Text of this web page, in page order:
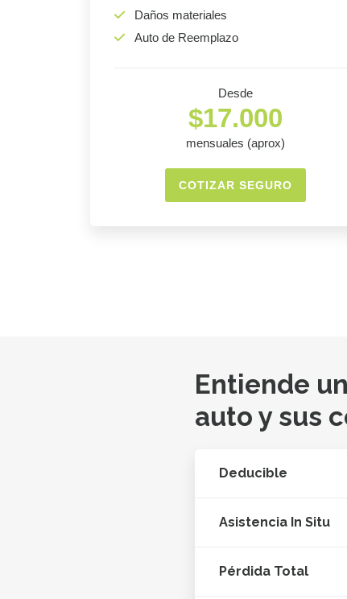
Daños materiales
Auto de Reemplazo
Desde
$17.000
mensuales (aprox)
COTIZAR SEGURO
Entiende
auto y sus
Deducible
Asistencia In Situ
Pérdida Total